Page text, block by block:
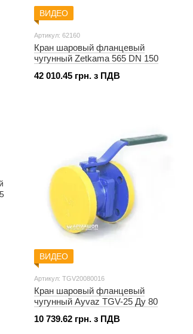
ВИДЕО
Артикул: 62160
Кран шаровый фланцевый
чугунный Zetkama 565 DN 150
42 010.45 грн. з ПДВ
ВИДЕО
Артикул: TGV20080016
Кран шаровый фланцевый
чугунный Ayvaz TGV-25 Ду 80
10 739.62 грн. з ПДВ